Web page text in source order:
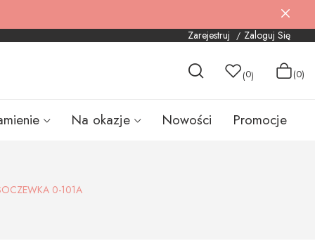
Zarejestruj Zaloguj Się
(0) (0)
Na okazje Nowości Promocje
0-101A